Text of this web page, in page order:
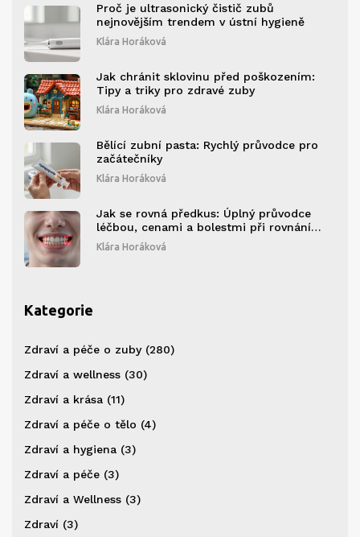
Proč je ultrasonický čistič zubů
nejnovějším trendem v ústní hygieně
Klára Horáková
Jak chránit sklovinu před poškozením:
Tipy a triky pro zdravé zuby
Klára Horáková
Bělící zubní pasta: Rychlý průvodce pro
začátečníky
Klára Horáková
Jak se rovná předkus: Úplný průvodce
léčbou, cenami a bolestmi při rovnání
zubů
Klára Horáková
Kategorie
Zdraví a péče o zuby (280)
Zdraví a wellness (30)
Zdraví a krása (11)
Zdraví a péče o tělo (4)
Zdraví a hygiena (3)
Zdraví a péče (3)
Zdraví a Wellness (3)
Zdraví (3)